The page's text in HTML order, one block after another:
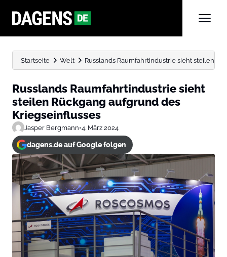
Startseite Welt Russlands Raumfahrtindustrie sieht steilen
Russlands Raumfahrtindustrie sieht
steilen Rückgang aufgrund des
Kriegseinflusses
Jasper Bergmann•4. März 2024
dagens.de auf Google folgen